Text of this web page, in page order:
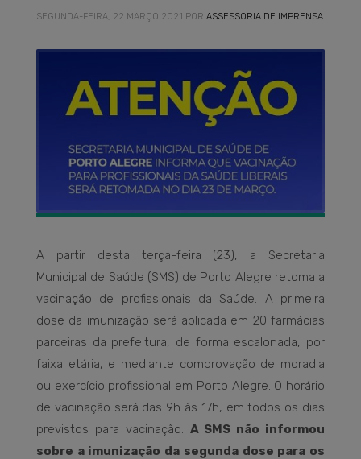
SEGUNDA-FEIRA, 22 MARÇO 2021 POR ASSESSORIA DE IMPRENSA
A partir desta terça-feira (23), a Secretaria
Municipal de Saúde (SMS) de Porto Alegre retoma a
vacinação de profissionais da Saúde. A primeira
dose da imunização será aplicada em 20 farmácias
parceiras da prefeitura, de forma escalonada, por
faixa etária, e mediante comprovação de moradia
ou exercício profissional em Porto Alegre. O horário
de vacinação será das 9h às 17h, em todos os dias
previstos para vacinação. A SMS não informou
sobre a imunização da segunda dose para os